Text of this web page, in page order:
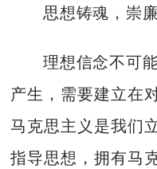
思想铸魂，崇
理想信念不可
产生，需要建立在
马克思主义是我们
指导思想，拥有马